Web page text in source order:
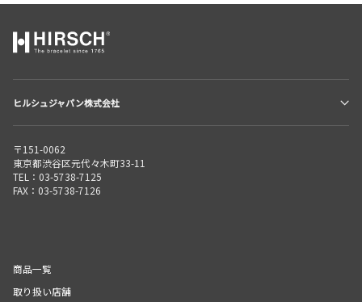
ヒルシュジャパン株式会社
〒151-0062
東京都渋谷区元代々木町33-11
TEL：03-5738-7125
FAX：03-5738-7126
商品一覧
取り扱い店舗